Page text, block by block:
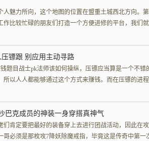
人魅力所向，这个地图的位置在盟重土城西北方向。
作比较忙碌的朋友们打造一个方便进修的平台，我们
镖跟 别应用主动寻路
题目战士pk法师该如何操纵，压镖应当算是一个不
所以人人都能够通过这个方式来赚钱。而在压镖的进
巴克成员的神装一身穿搭真神气
们肯定要把最好的装备穿上去进行团战活动，因此在
哥必须是那枚攻7降妖除魔戒指，毕竟这是传奇中第